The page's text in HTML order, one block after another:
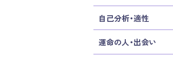
自己分析・適性
運命の人・出会い